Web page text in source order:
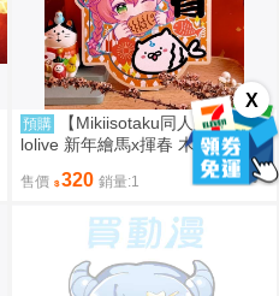
X
預購
【Mikiisotaku同人周邊】Ho
lolive 新年繪馬x揮春 木牌 二創週
售價 320 銷量:1